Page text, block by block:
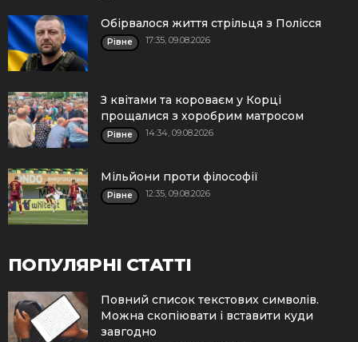
Обірвалося життя стрільця з Полісся
Рівне 17:35, 09.08.2026
З квітами та короваєм у Корці
прощалися з хоробрим матросом
Рівне 14:34, 09.08.2026
Мільйони проти філософії
Рівне 12:35, 09.08.2026
ПОПУЛЯРНІ СТАТТІ
Повний список текстових символів.
Можна скопіювати і вставити куди
завгодно